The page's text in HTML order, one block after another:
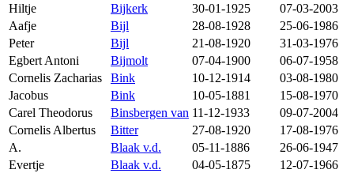
Hiltje
Bijkerk 30-01-1925
07-03-2003
Aafje
Bijl 28-08-1928
25-06-1986
Peter
Bijl 21-08-1920
31-03-1976
Egbert Antoni
Bijmolt 07-04-1900
06-07-1958
Cornelis Zacharias
Bink 10-12-1914
03-08-1980
Jacobus
Bink 10-05-1881
15-08-1970
Carel Theodorus
Binsbergen van 11-12-1933
09-07-2004
Cornelis Albertus
Bitter 27-08-1920
17-08-1976
A.
Blaak v.d. 05-11-1886
26-06-1947
Evertje
Blaak v.d. 04-05-1875
12-07-1966